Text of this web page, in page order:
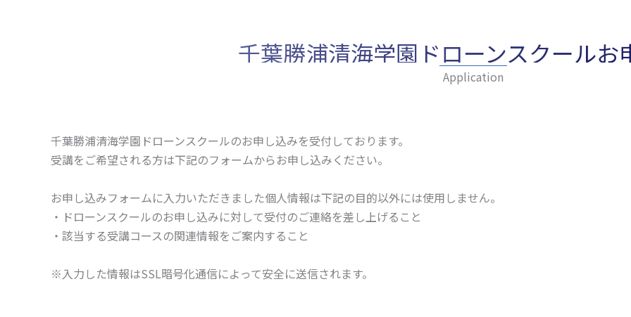
千葉勝浦清海学園ドローンスクールお
Application
千葉勝浦清海学園ドローンスクールのお申し込みを受付しております。
受講をご希望される方は下記のフォームからお申し込みください。
お申し込みフォームに入力いただきました個人情報は下記の目的以外には使用しません。
・ドローンスクールのお申し込みに対して受付のご連絡を差し上げること
・該当する受講コースの関連情報をご案内すること
※入力した情報はSSL暗号化通信によって安全に送信されます。